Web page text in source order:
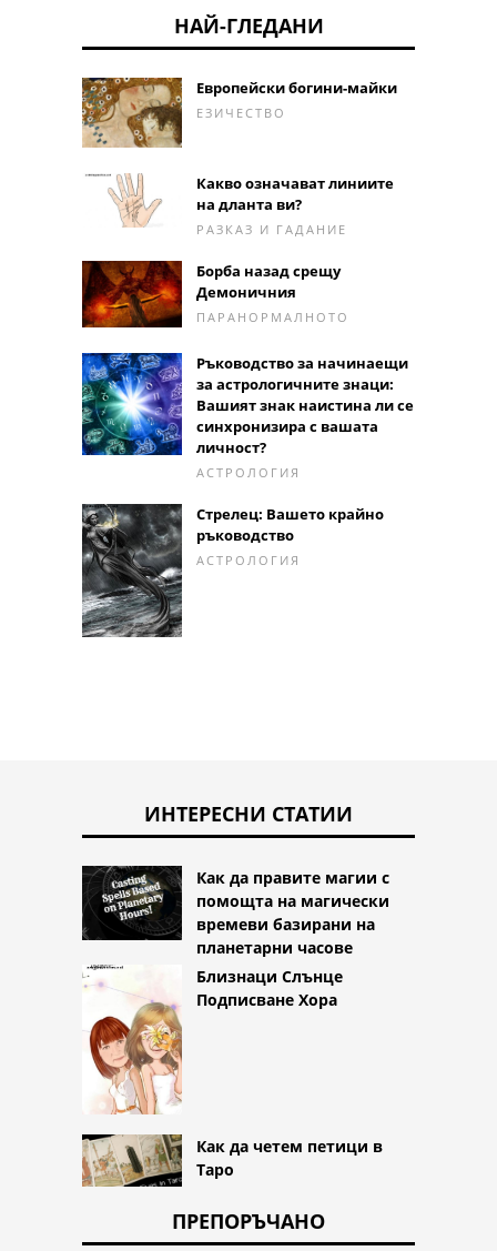
НАЙ-ГЛЕДАНИ
Европейски богини-майки
ЕЗИЧЕСТВО
Какво означават линиите
на дланта ви?
РАЗКАЗ И ГАДАНИЕ
Борба назад срещу
Демоничния
ПАРАНОРМАЛНОТО
Ръководство за начинаещи
за астрологичните знаци:
Вашият знак наистина ли се
синхронизира с вашата
личност?
АСТРОЛОГИЯ
Стрелец: Вашето крайно
ръководство
АСТРОЛОГИЯ
ИНТЕРЕСНИ СТАТИИ
Как да правите магии с
помощта на магически
времеви базирани на
планетарни часове
Близнаци Слънце
Подписване Хора
Как да четем петици в
Таро
ПРЕПОРЪЧАНО